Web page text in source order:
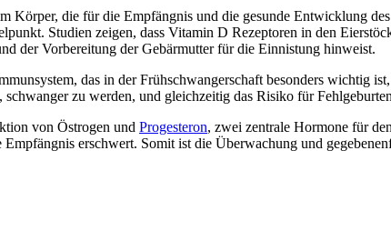
Körper, die für die Empfängnis und die gesunde Entwicklung
Studien zeigen, dass Vitamin D Rezeptoren in den
der Vorbereitung der Gebärmutter für die Einnistung hinweist.
das in der Frühschwangerschaft besonders wichtig
zu werden, und gleichzeitig das Risiko für
von Östrogen und Progesteron, zwei zentrale Hormone für
erschwert. Somit ist die Überwachung und